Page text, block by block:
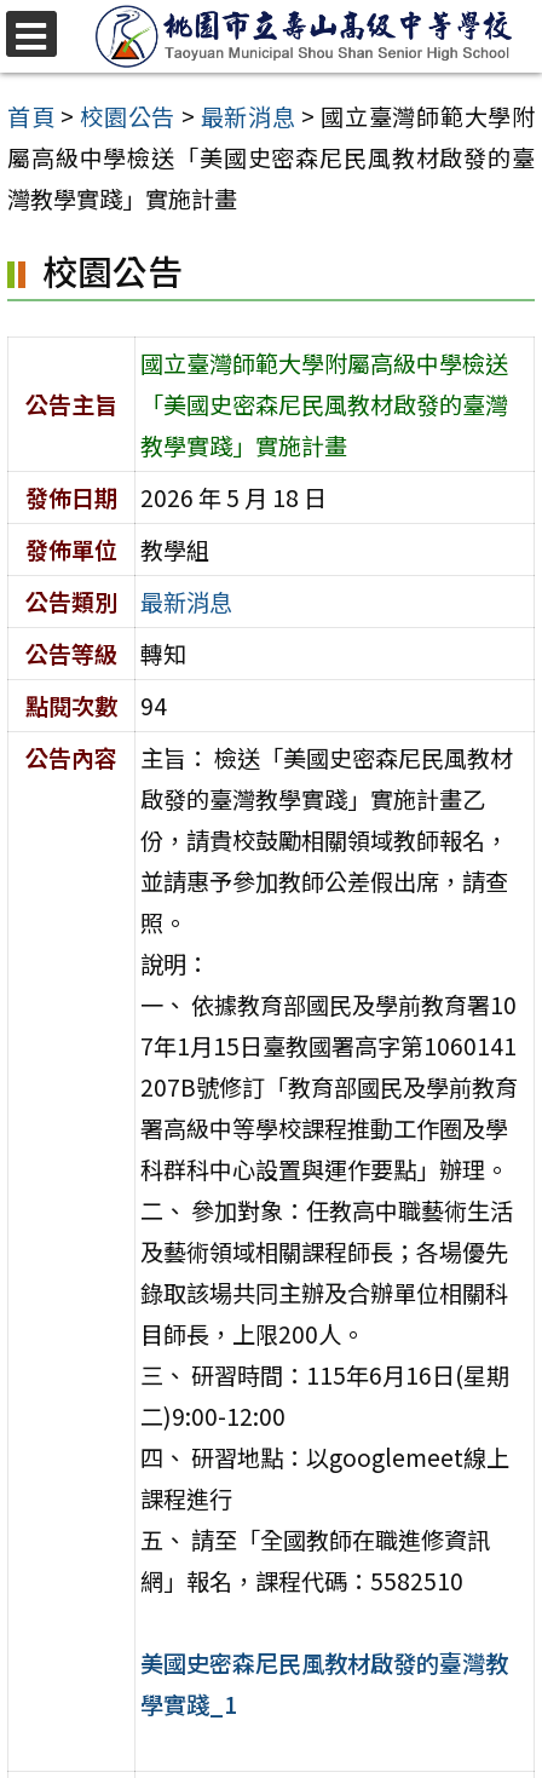
跳
至
主
要
內
區
首頁 > 校園公告 > 最新消息 > 國立臺灣師範大學附
屬高級中學檢送「美國史密森尼民風教材啟發的臺
灣教學實踐」實施計畫
校園公告
公告主旨
國立臺灣師範大學附屬高級中學檢送
「美國史密森尼民風教材啟發的臺灣
教學實踐」實施計畫
發佈日期
2026 年 5 月 18 日
發佈單位
教學組
公告類別
最新消息
公告等級
轉知
點閱次數
94
公告內容
主旨： 檢送「美國史密森尼民風教材
啟發的臺灣教學實踐」實施計畫乙
份，請貴校鼓勵相關領域教師報名，
並請惠予參加教師公差假出席，請查
照。
說明：
一、 依據教育部國民及學前教育署10
7年1月15日臺教國署高字第1060141
207B號修訂「教育部國民及學前教育
署高級中等學校課程推動工作圈及學
科群科中心設置與運作要點」辦理。
二、 參加對象：任教高中職藝術生活
及藝術領域相關課程師長；各場優先
錄取該場共同主辦及合辦單位相關科
目師長，上限200人。
三、 研習時間：115年6月16日(星期
二)9:00-12:00
四、 研習地點：以googlemeet線上
課程進行
五、 請至「全國教師在職進修資訊
網」報名，課程代碼：5582510
美國史密森尼民風教材啟發的臺灣教
學實踐_1
選
單